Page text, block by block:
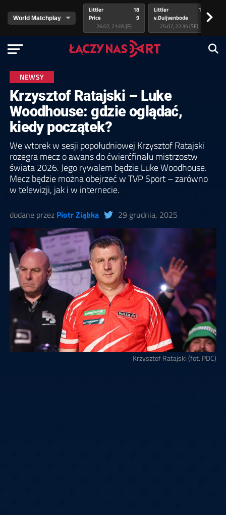
Littler
Price
18
9
26.07, 21:05 (F)
Littler
v.Duijvenbode
17
25.07, 22:35 (SF)
>
NEWSY
Krzysztof Ratajski – Luke
Woodhouse: gdzie oglądać,
kiedy początek?
We wtorek w sesji popołudniowej Krzysztof Ratajski
rozegra mecz o awans do ćwierćfinału mistrzostw
świata 2026. Jego rywalem będzie Luke Woodhouse.
Mecz będzie można obejrzeć w TVP Sport – zarówno
w telewizji, jak i w internecie.
dodane przez Piotr Ziąbka 29 grudnia, 2025
Krzysztof Ratajski (fot. PDC)